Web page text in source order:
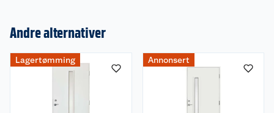
Andre alternativer
Lagertømming Annonsert